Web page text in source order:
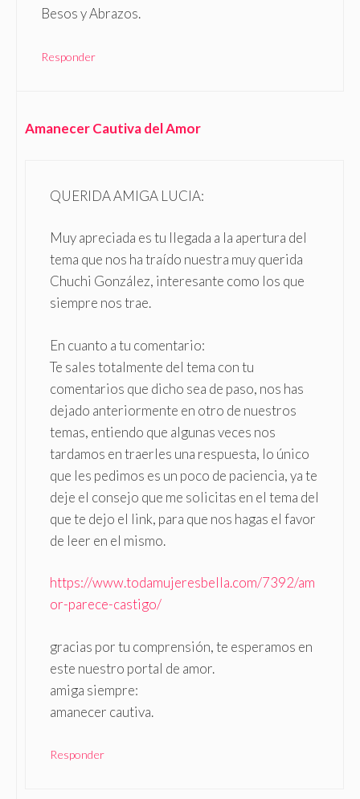
Besos y Abrazos.
Responder
Amanecer Cautiva del Amor
QUERIDA AMIGA LUCIA:
Muy apreciada es tu llegada a la apertura del
tema que nos ha traído nuestra muy querida
Chuchi González, interesante como los que
siempre nos trae.
En cuanto a tu comentario:
Te sales totalmente del tema con tu
comentarios que dicho sea de paso, nos has
dejado anteriormente en otro de nuestros
temas, entiendo que algunas veces nos
tardamos en traerles una respuesta, lo único
que les pedimos es un poco de paciencia, ya te
deje el consejo que me solicitas en el tema del
que te dejo el link, para que nos hagas el favor
de leer en el mismo.
https://www.todamujeresbella.com/7392/am
or-parece-castigo/
gracias por tu comprensión, te esperamos en
este nuestro portal de amor.
amiga siempre:
amanecer cautiva.
Responder